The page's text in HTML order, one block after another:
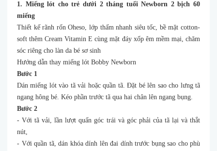
1. Miếng lót cho trẻ dưới 2 tháng tuổi Newborn 2 bịch 60
miếng
Thiết kế rãnh rốn Oheso, lớp thấm nhanh siêu tốc, bề mặt cotton-
soft thêm Cream Vitamin E cùng mặt đáy xốp êm mềm mại, chăm
sóc riêng cho làn da bé sơ sinh
Hướng dẫn thay miếng lót Bobby Newborn
Bước 1
Dán miếng lót vào tã vải hoặc quần tã. Đặt bé lên sao cho lưng tã
ngang hông bé. Kéo phần trước tã qua hai chân lên ngang bụng.
Bước 2
- Với tã vải, lần lượt quấn góc trái và góc phải của tã lại và thắt
nút,
- Với quần tã, dán khóa dính lên đai dính trước bụng sao cho phù